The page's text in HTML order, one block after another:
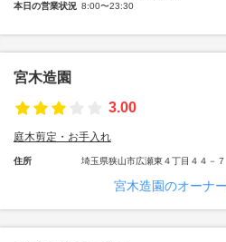
本日の営業状況 8:00〜23:30
宮木造園
3.00
庭木剪定・お手入れ
住所 埼玉県狭山市広瀬東４丁目４４－７
宮木造園のオーナ